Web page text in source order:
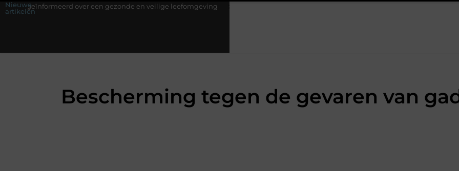
Nieuwe
artikelen
over een gezonde en veilige leefomgeving Waarom een werkschakelaar onmisbaar is bij veel technische installaties
Bescherming tegen de gevaren van